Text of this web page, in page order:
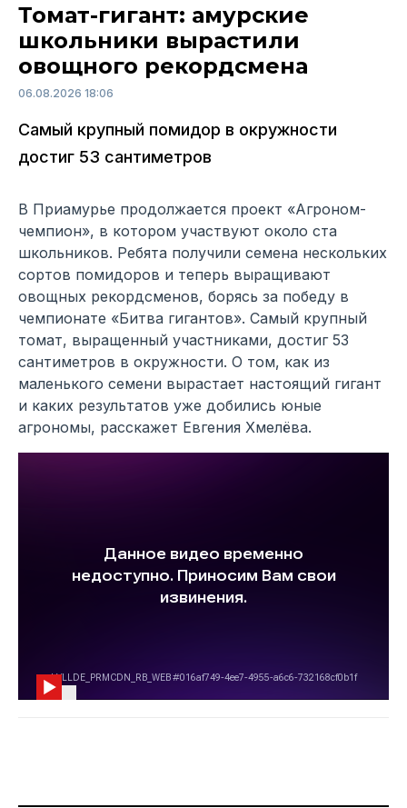
Томат-гигант: амурские
школьники вырастили
овощного рекордсмена
06.08.2026 18:06
Самый крупный помидор в окружности
достиг 53 сантиметров
В Приамурье продолжается проект «Агроном-
чемпион», в котором участвуют около ста
школьников. Ребята получили семена нескольких
сортов помидоров и теперь выращивают
овощных рекордсменов, борясь за победу в
чемпионате «Битва гигантов». Самый крупный
томат, выращенный участниками, достиг 53
сантиметров в окружности. О том, как из
маленького семени вырастает настоящий гигант
и каких результатов уже добились юные
агрономы, расскажет Евгения Хмелёва.